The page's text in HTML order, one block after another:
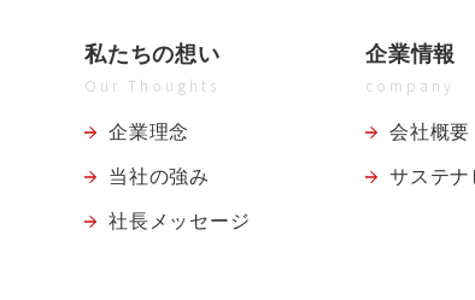
私たちの想い
Our Thoughts
企業理念
当社の強み
社長メッセージ
企業情報
company
会社概要
サステナ